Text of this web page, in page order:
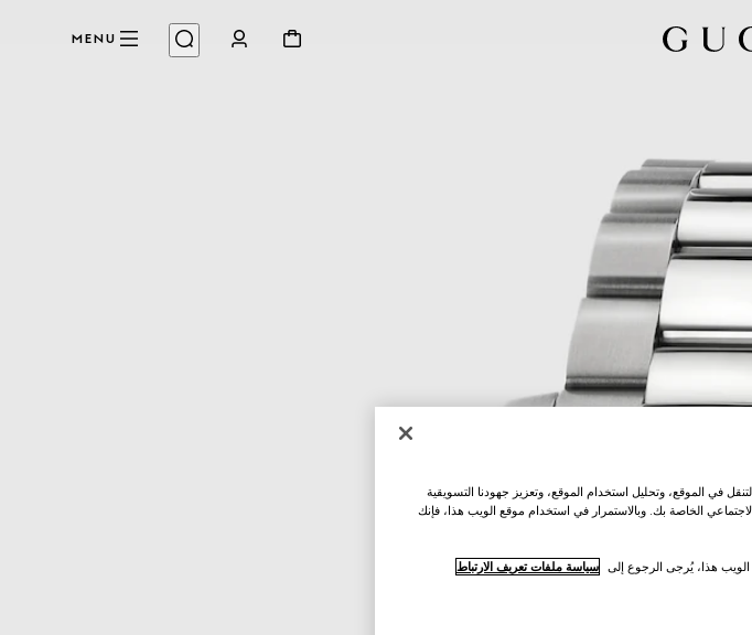
MENU
في الموقع، وتحليل استخدام الموقع، وتعزيز جهودنا التسويقية
الخاصة بك. وبالاستمرار في استخدام موقع الويب هذا، فإنك
هذا، يُرجى الرجوع إلى سياسة ملفات تعريف الارتباط